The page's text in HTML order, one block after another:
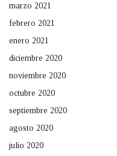
marzo 2021
febrero 2021
enero 2021
diciembre 2020
noviembre 2020
octubre 2020
septiembre 2020
agosto 2020
julio 2020